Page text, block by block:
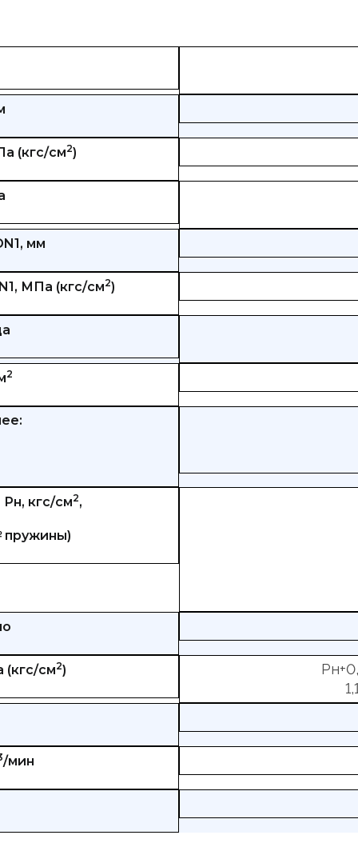
(кгс/см2)
мм
МПа (кгс/см2)
2
кгс/см2,
пружины)
см2)
/мин